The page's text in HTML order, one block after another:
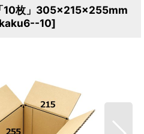
10枚」305×215×255mm
10]